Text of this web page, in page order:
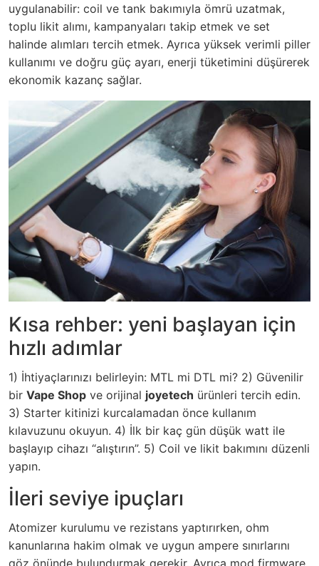
uygulanabilir: coil ve tank bakımıyla ömrü uzatmak,
toplu likit alımı, kampanyaları takip etmek ve set
halinde alımları tercih etmek. Ayrıca yüksek verimli piller
kullanımı ve doğru güç ayarı, enerji tüketimini düşürerek
ekonomik kazanç sağlar.
Kısa rehber: yeni başlayan için
hızlı adımlar
1) İhtiyaçlarınızı belirleyin: MTL mi DTL mi? 2) Güvenilir
bir Vape Shop ve orijinal joyetech ürünleri tercih edin.
3) Starter kitinizi kurcalamadan önce kullanım
kılavuzunu okuyun. 4) İlk bir kaç gün düşük watt ile
başlayıp cihazı “alıştırın”. 5) Coil ve likit bakımını düzenli
yapın.
İleri seviye ipuçları
Atomizer kurulumu ve rezistans yaptırırken, ohm
kanunlarına hakim olmak ve uygun ampere sınırlarını